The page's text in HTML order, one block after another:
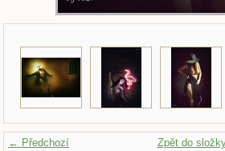
← Předchozí Zpět do